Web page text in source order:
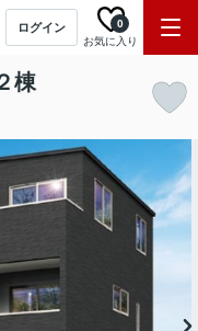
ログイン
お気に入り
0
棟